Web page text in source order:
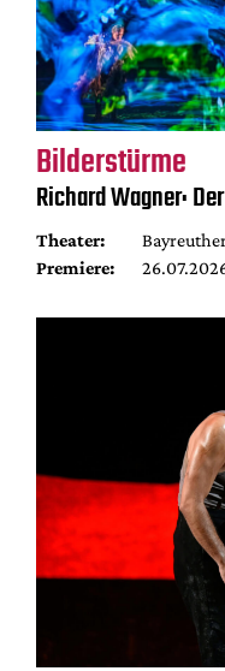
Bilderstürme
Richard Wagner:
Theater:
Premiere: